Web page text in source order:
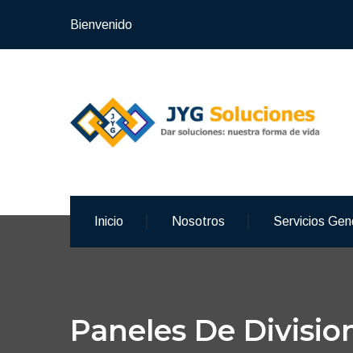
Bienvenido
Inicio Nosotros Servicios
Paneles De